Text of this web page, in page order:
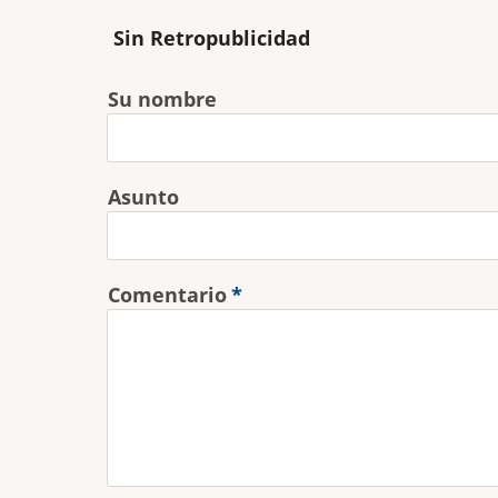
Sin Retropublicidad
Su nombre
Asunto
Comentario